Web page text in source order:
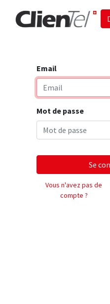
Email
Mot de passe
Se
Vous n'avez pas de
compte ?